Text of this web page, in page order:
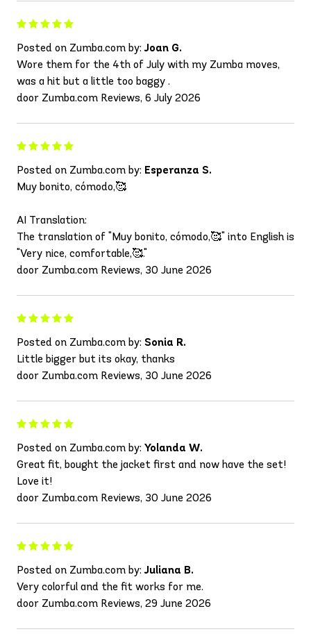
Posted on Zumba.com by:Joan G.
Wore them for the 4th of July with my Zumba moves,
was a hit but a little too baggy .
door Zumba.com Reviews, 6 July 2026
Posted on Zumba.com by: Esperanza S.
Muy bonito, cómodo,🥰
AI Translation:
The translation of "Muy bonito, cómodo,🥰" into English is
"Very nice, comfortable,🥰."
door Zumba.com Reviews, 30 June 2026
Posted on Zumba.com by: Sonia R.
Little bigger but its okay, thanks
door Zumba.com Reviews, 30 June 2026
Posted on Zumba.com by: Yolanda W.
Great fit, bought the jacket first and now have the set!
Love it!
door Zumba.com Reviews, 30 June 2026
Posted on Zumba.com by:Juliana B.
Very colorful and the fit works for me.
door Zumba.com Reviews, 29 June 2026